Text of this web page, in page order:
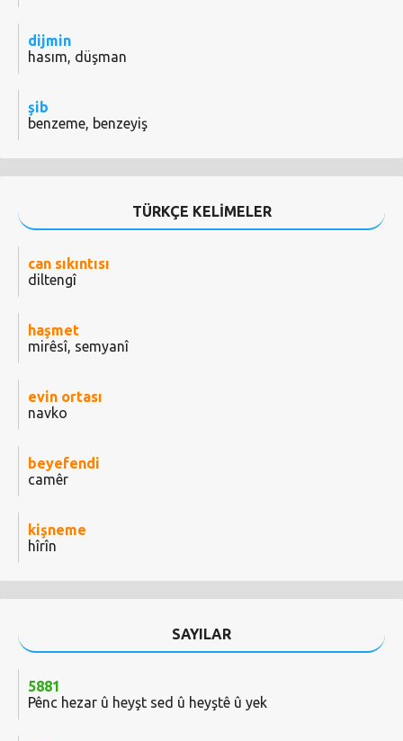
dijmin
hasım, düşman
şib
benzeme, benzeyiş
TÜRKÇE KELİMELER
can sıkıntısı
diltengî
haşmet
mirêsî, semyanî
evin ortası
navko
beyefendi
camêr
kişneme
hîrîn
SAYILAR
5881
Pênc hezar û heyşt sed û heyştê û yek